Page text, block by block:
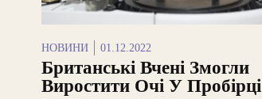
НОВИНИ 01.12.2022
Британські Вчені Змогли
Виростити Очі У Пробірці